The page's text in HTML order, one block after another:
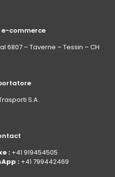
e-commerce
6807 – Taverne – Tessin – CH
S.A.
: +41 919454505
: +41 799442469